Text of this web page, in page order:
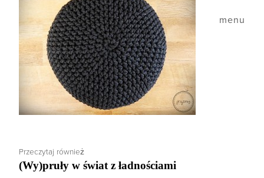
menu
Przeczytaj również
(Wy)pruły w świat z ładnościami